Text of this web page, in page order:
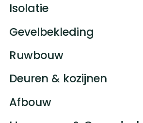
Isolatie
Gevelbekleding
Ruwbouw
Deuren & kozijnen
Afbouw